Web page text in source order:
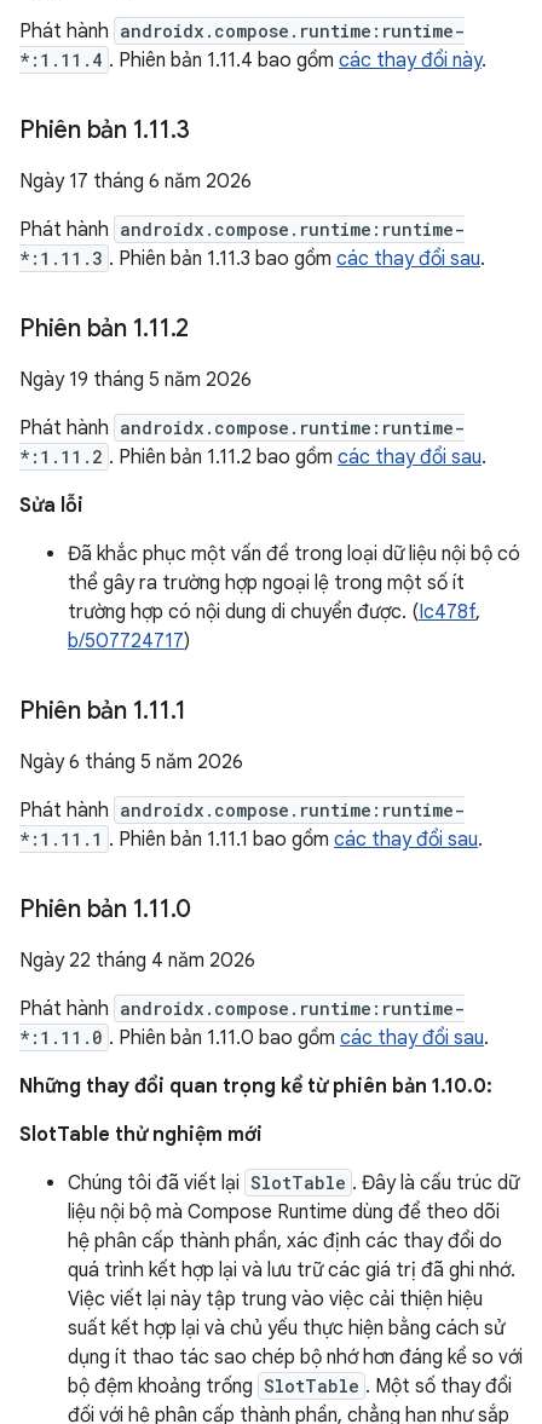
Phát hành androidx.compose.runtime:runtime-
*:1.11.4 . Phiên bản 1.11.4 bao gồm các thay đổi này.
Phiên bản 1.11.3
Ngày 17 tháng 6 năm 2026
Phát hành androidx.compose.runtime:runtime-
*:1.11.3 . Phiên bản 1.11.3 bao gồm các thay đổi sau.
Phiên bản 1.11.2
Ngày 19 tháng 5 năm 2026
Phát hành androidx.compose.runtime:runtime-
*:1.11.2 . Phiên bản 1.11.2 bao gồm các thay đổi sau.
Sửa lỗi
Đã khắc phục một vấn đề trong loại dữ liệu nội bộ có
thể gây ra trường hợp ngoại lệ trong một số ít
trường hợp có nội dung di chuyển được. (Ic478f,
b/507724717)
Phiên bản 1.11.1
Ngày 6 tháng 5 năm 2026
Phát hành androidx.compose.runtime:runtime-
*:1.11.1 . Phiên bản 1.11.1 bao gồm các thay đổi sau.
Phiên bản 1.11.0
Ngày 22 tháng 4 năm 2026
Phát hành androidx.compose.runtime:runtime-
*:1.11.0 . Phiên bản 1.11.0 bao gồm các thay đổi sau.
Những thay đổi quan trọng kể từ phiên bản 1.10.0:
SlotTable thử nghiệm mới
Chúng tôi đã viết lại SlotTable . Đây là cấu trúc dữ
liệu nội bộ mà Compose Runtime dùng để theo dõi
hệ phân cấp thành phần, xác định các thay đổi do
quá trình kết hợp lại và lưu trữ các giá trị đã ghi nhớ.
Việc viết lại này tập trung vào việc cải thiện hiệu
suất kết hợp lại và chủ yếu thực hiện bằng cách sử
dụng ít thao tác sao chép bộ nhớ hơn đáng kể so với
bộ đệm khoảng trống SlotTable . Một số thay đổi
đối với hệ phân cấp thành phần, chẳng hạn như sắp